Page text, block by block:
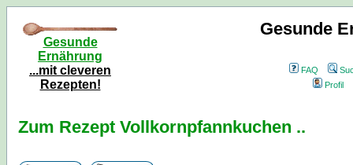
Gesunde
Ernährung
...mit cleveren
Rezepten!
Gesunde
FAQ
Profil
Zum Rezept Vollkornpfannkuchen ..